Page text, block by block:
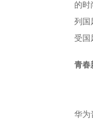
的时
列国
受国
青春
华为